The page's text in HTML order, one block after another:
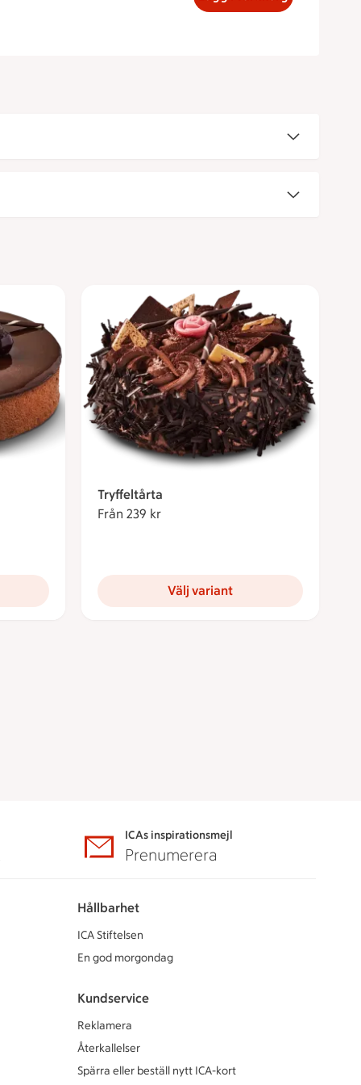
Tryffeltårta
Från 239 kr
Välj variant
ICAs inspirationsmejl
Prenumerera
Hållbarhet
ICA Stiftelsen
En god morgondag
Kundservice
Reklamera
Återkallelser
Spärra eller beställ nytt ICA-kort